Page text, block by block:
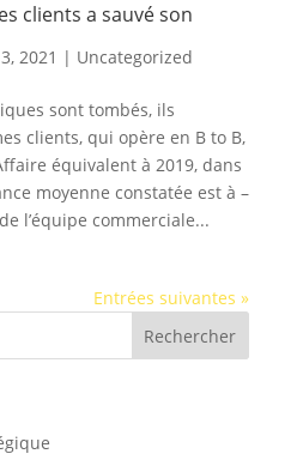
clients a sauvé son
2021 | Uncategorized
sont tombés, ils
clients, qui opère en B to B,
équivalent à 2019, dans
moyenne constatée est à –
l’équipe commerciale...
Entrées suivantes »